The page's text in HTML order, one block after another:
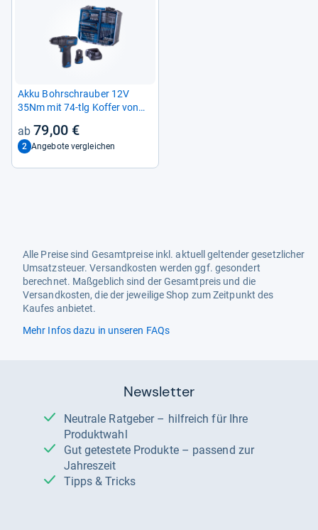
Akku Bohr­schrau­ber 12V
35Nm mit 74-​tlg Kof­fer von
79,00 €
2 Angebote vergleichen
Alle Preise sind Gesamtpreise inkl. aktuell geltender gesetzlicher
Umsatzsteuer. Versandkosten werden ggf. gesondert
berechnet. Maßgeblich sind der Gesamtpreis und die
Versandkosten, die der jeweilige Shop zum Zeitpunkt des
Kaufes anbietet.
Mehr Infos dazu in unseren FAQs
Newsletter
Neutrale Ratgeber – hilfreich für Ihre
Produktwahl
Gut getestete Produkte – passend zur
Jahreszeit
Tipps & Tricks